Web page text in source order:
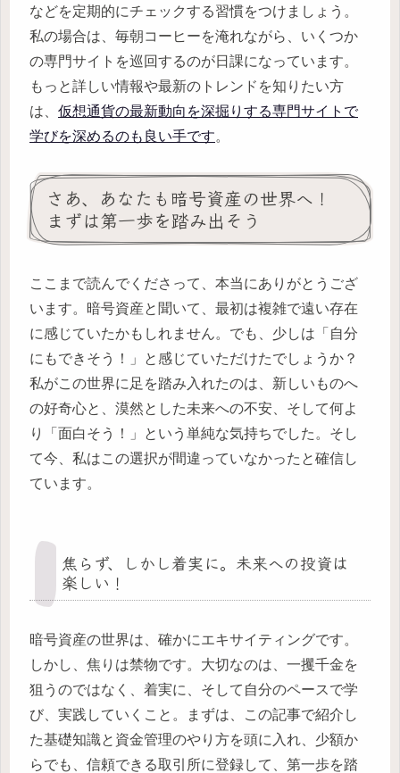
などを定期的にチェックする習慣をつけましょう。
私の場合は、毎朝コーヒーを淹れながら、いくつか
の専門サイトを巡回するのが日課になっています。
もっと詳しい情報や最新のトレンドを知りたい方
は、 仮想通貨の最新動向を深掘りする専門サイトで
学びを深めるのも良い手です。
さあ、あなたも暗号資産の世界へ！
まずは第一歩を踏み出そう
ここまで読んでくださって、本当にありがとうござ
います。暗号資産と聞いて、最初は複雑で遠い存在
に感じていたかもしれません。でも、少しは「自分
にもできそう！」と感じていただけたでしょうか？
私がこの世界に足を踏み入れたのは、新しいものへ
の好奇心と、漠然とした未来への不安、そして何よ
り「面白そう！」という単純な気持ちでした。そし
て今、私はこの選択が間違っていなかったと確信し
ています。
焦らず、しかし着実に。未来への投資は
楽しい！
暗号資産の世界は、確かにエキサイティングです。
しかし、焦りは禁物です。大切なのは、一攫千金を
狙うのではなく、着実に、そして自分のペースで学
び、実践していくこと。まずは、この記事で紹介し
た基礎知識と資金管理のやり方を頭に入れ、少額か
らでも、信頼できる取引所に登録して、第一歩を踏